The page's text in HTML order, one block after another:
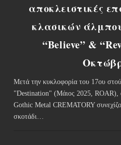
αποκλειστικές
κλασικών
“Believe” &
Μετά την κυκλοφορία του 17ου
"Destination" (Μάιος 2025, ROAR),
Gothic Metal CREMATORY
σκοτάδι…